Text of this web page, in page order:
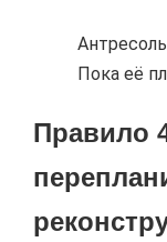
Пока её
Правило